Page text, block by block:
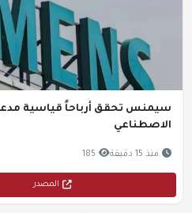
سيمنس تحقق أرباحاً قياسية
الاصطناعي
منذ 15 دقيقة 185
المصدر